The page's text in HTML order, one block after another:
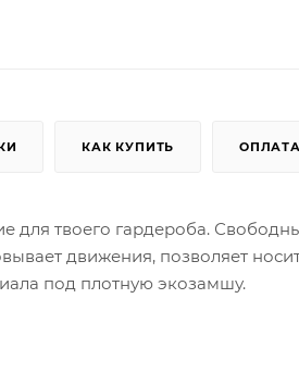
КАК КУПИТЬ ОПЛАТА
для твоего гардероба.
движения, позволяет
под плотную экозамшу.